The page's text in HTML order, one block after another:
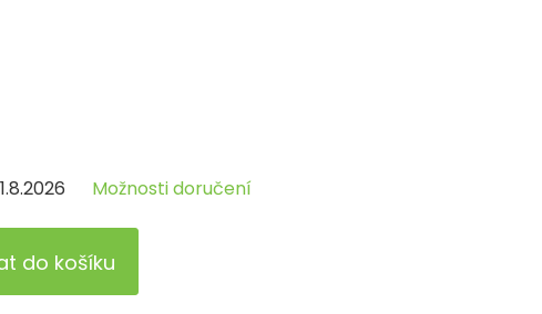
Možnosti doručení
do košíku